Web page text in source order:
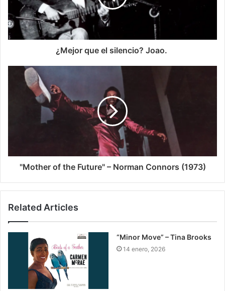
¿Mejor que el silencio? Joao.
"Mother of the Future" – Norman Connors (1973)
Related Articles
“Minor Move” – Tina Brooks
14 enero, 2026